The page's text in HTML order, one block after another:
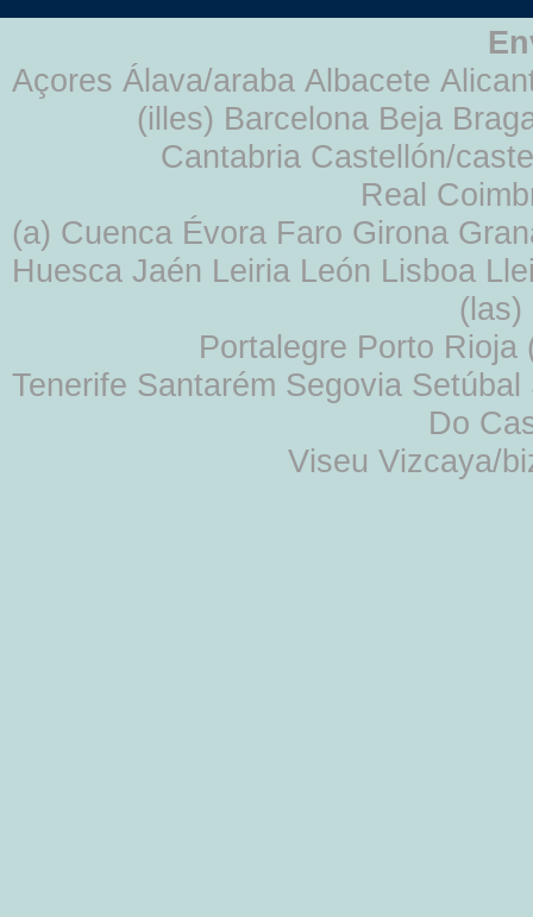
Açores Álava/araba Albacete
(illes) Barcelona Beja
Cantabria Castellón/
Real
(a) Cuenca Évora Faro Girona
Huesca Jaén Leiria León Lisboa
Portalegre Porto
Tenerife Santarém Segovia
Do
Viseu Vizcaya/